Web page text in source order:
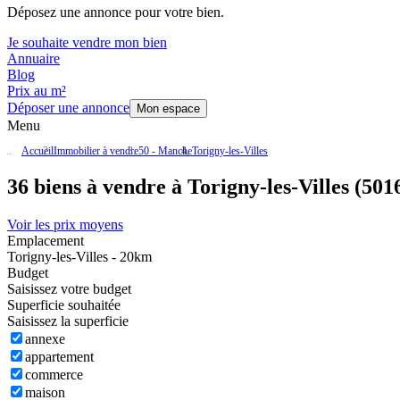
Déposez une annonce pour votre bien.
Je souhaite vendre mon bien
Annuaire
Blog
Prix au m²
Déposer une annonce
Mon espace
Menu
AccueilImmobilier à vendre50 - MancheTorigny-les-Villes
36 biens à vendre à Torigny-les-Villes
Voir les prix moyens
Emplacement
Torigny-les-Villes - 20km
Budget
Saisissez votre budget
Superficie souhaitée
Saisissez la superficie
annexe
appartement
commerce
maison